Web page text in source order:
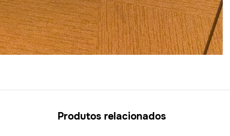
Produtos relacionados